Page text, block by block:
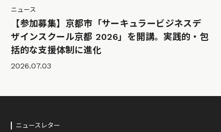
ニュース
【参加募集】京都市「サーキュラービジネスデ
ザインスクール京都 2026」を開講。実践的・包
括的な支援体制に進化
2026.07.03
ニュースレター